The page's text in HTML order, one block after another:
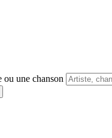
ou une chanson